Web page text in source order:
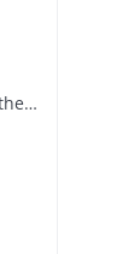
Carte des Hautes Chaumes, par Thierry ALIX (AD Meurthe-et-Moselle